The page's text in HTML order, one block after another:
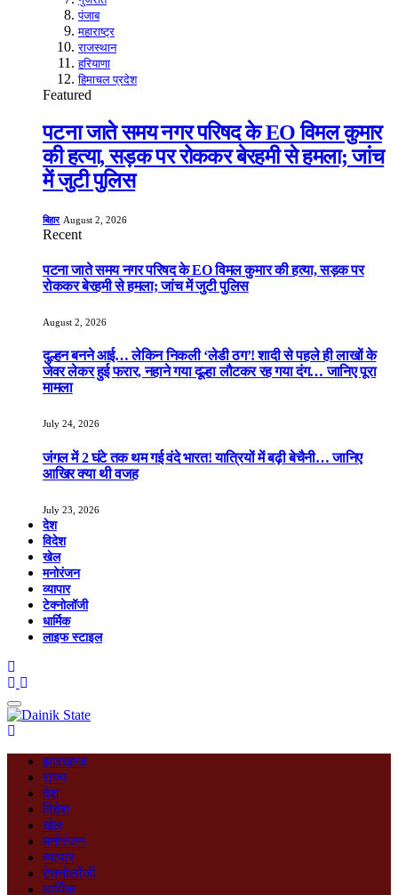
पंजाब
महाराष्ट्र
राजस्थान
हरियाणा
हिमाचल प्रदेश
Featured
पटना जाते समय नगर परिषद के EO विमल कुमार
की हत्या, सड़क पर रोककर बेरहमी से हमला; जांच
में जुटी पुलिस
बिहार August 2, 2026
Recent
पटना जाते समय नगर परिषद के EO विमल कुमार की हत्या, सड़क पर
रोककर बेरहमी से हमला; जांच में जुटी पुलिस
August 2, 2026
दुल्हन बनने आई… लेकिन निकली ‘लेडी ठग’! शादी से पहले ही लाखों के
जेवर लेकर हुई फरार, नहाने गया दूल्हा लौटकर रह गया दंग… जानिए पूरा
मामला
July 24, 2026
जंगल में 2 घंटे तक थम गई वंदे भारत! यात्रियों में बढ़ी बेचैनी… जानिए
आखिर क्या थी वजह
July 23, 2026
देश
विदेश
खेल
मनोरंजन
व्यापार
टेक्नोलॉजी
धार्मिक
लाइफ स्टाइल
झारखण्ड
राज्य
देश
विदेश
खेल
मनोरंजन
व्यापार
टेक्नोलॉजी
धार्मिक